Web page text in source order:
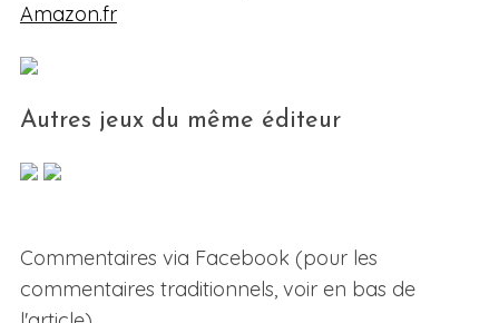
Amazon.fr
Autres jeux du même éditeur
Commentaires via Facebook (pour les
commentaires traditionnels, voir en bas de